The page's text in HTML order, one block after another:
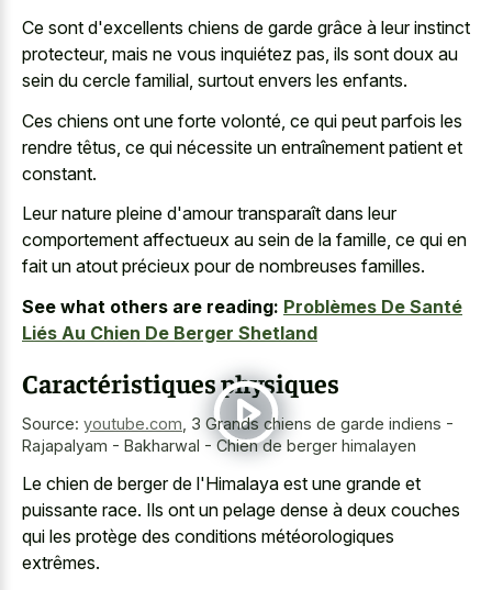
Ce sont d'excellents chiens de garde grâce à leur instinct
protecteur, mais ne vous inquiétez pas, ils sont doux au
sein du cercle familial, surtout envers les enfants.
Ces chiens ont une forte volonté, ce qui peut parfois les
rendre têtus, ce qui nécessite un entraînement patient et
constant.
Leur nature pleine d'amour transparaît dans leur
comportement affectueux au sein de la famille, ce qui en
fait un atout précieux pour de nombreuses familles.
See what others are reading: Problèmes De Santé
Liés Au Chien De Berger Shetland
Caractéristiques physiques
Source: youtube.com 3 Grands chiens de garde indiens -
Rajapalyam - Bakharwal - Chien de berger himalayen
Le chien de berger de l'Himalaya est une grande et
puissante race. Ils ont un pelage dense à deux couches
qui les protège des conditions météorologiques
extrêmes.